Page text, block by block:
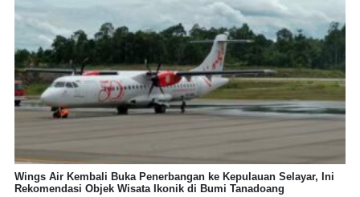
Wings Air Kembali Buka Penerbangan ke Kepulauan Selayar, Ini
Rekomendasi Objek Wisata Ikonik di Bumi Tanadoang